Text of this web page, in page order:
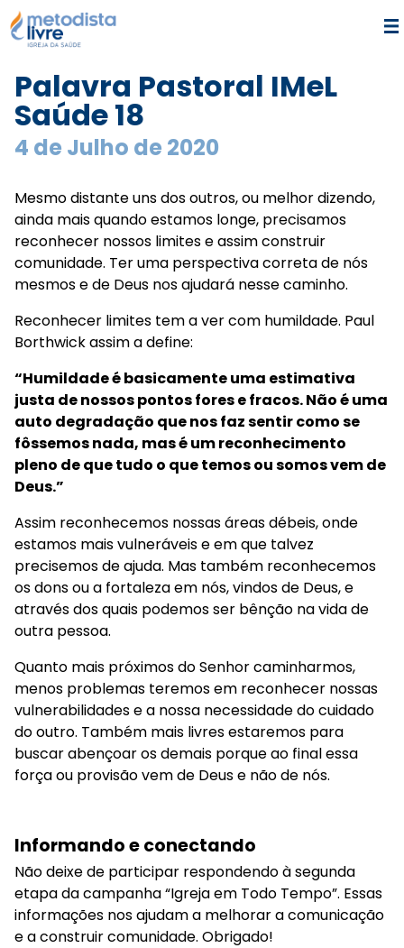
Palavra Pastoral IMeL
Saúde 18
4 de Julho de 2020
Mesmo distante uns dos outros, ou melhor dizendo,
ainda mais quando estamos longe, precisamos
reconhecer nossos limites e assim construir
comunidade. Ter uma perspectiva correta de nós
mesmos e de Deus nos ajudará nesse caminho.
Reconhecer limites tem a ver com humildade. Paul
Borthwick assim a define:
“Humildade é basicamente uma estimativa
justa de nossos pontos fores e fracos. Não é uma
auto degradação que nos faz sentir como se
fôssemos nada, mas é um reconhecimento
pleno de que tudo o que temos ou somos vem de
Deus.”
Assim reconhecemos nossas áreas débeis, onde
estamos mais vulneráveis e em que talvez
precisemos de ajuda. Mas também reconhecemos
os dons ou a fortaleza em nós, vindos de Deus, e
através dos quais podemos ser bênção na vida de
outra pessoa.
Quanto mais próximos do Senhor caminharmos,
menos problemas teremos em reconhecer nossas
vulnerabilidades e a nossa necessidade do cuidado
do outro. Também mais livres estaremos para
buscar abençoar os demais porque ao final essa
força ou provisão vem de Deus e não de nós.
Informando e conectando
Não deixe de participar respondendo à segunda
etapa da campanha “Igreja em Todo Tempo”. Essas
informações nos ajudam a melhorar a comunicação
e a construir comunidade. Obrigado!